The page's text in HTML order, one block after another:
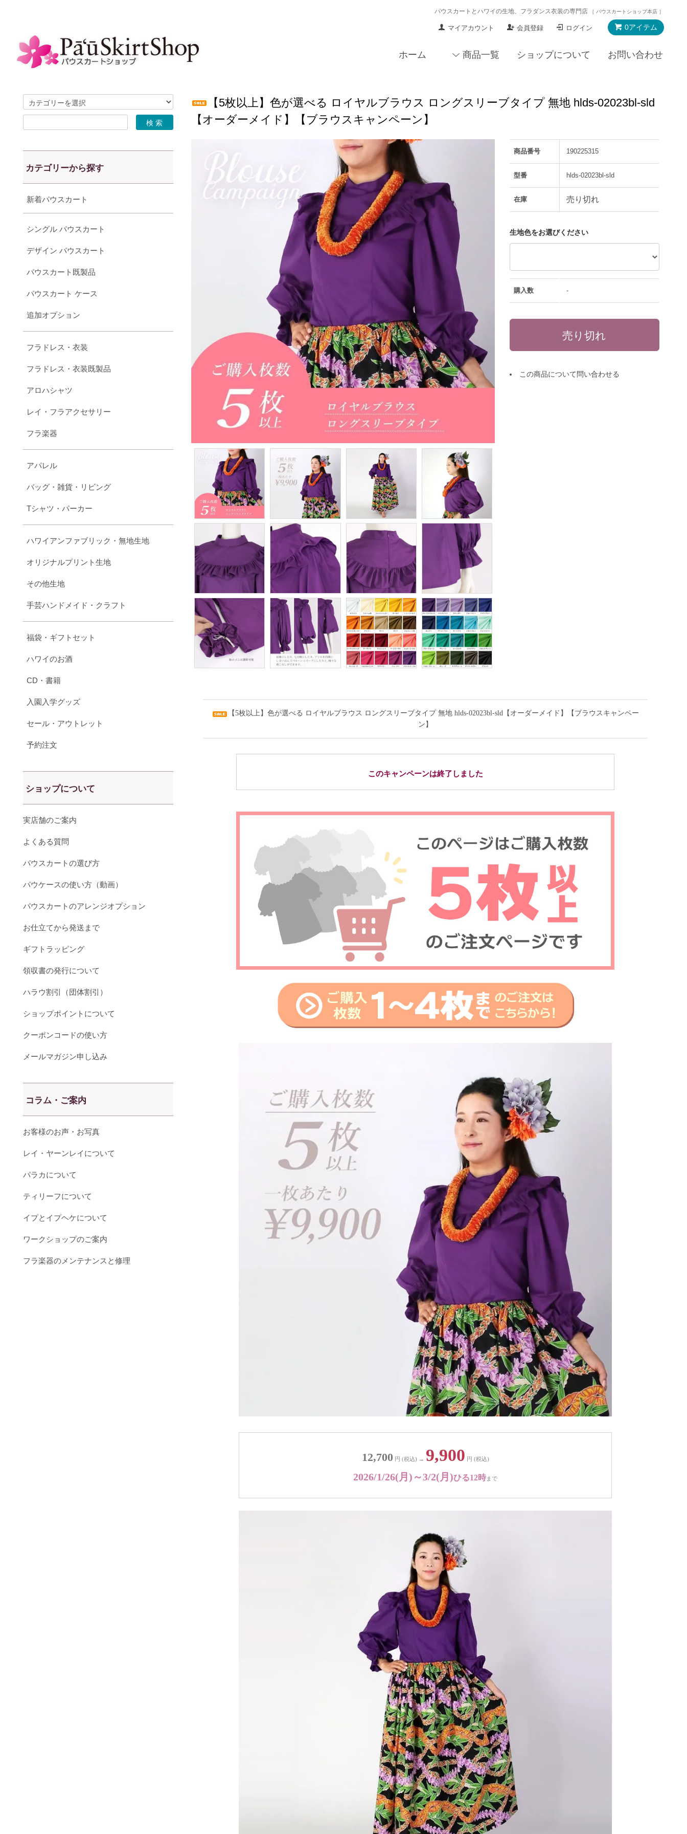
パウスカートとハワイの生地、フラダンス衣装の専門店 ［ パウスカートショップ本店 ］
0アイテム
マイアカウント 会員登録 ログイン
ホーム 商品一覧 ショップについて お問い合わせ
【5枚以上】色が選べる ロイヤルブラウス ロングスリーブタイプ 無地 hlds-02023bl-sld
【オーダーメイド】【ブラウスキャンペーン】
商品番号 190225315
型番 hlds-02023bl-sld
在庫 売り切れ
生地色をお選びください
購入数 -
この商品について問い合わせる
【5枚以上】色が選べる ロイヤルブラウス ロングスリーブタイプ 無地 hlds-02023bl-sld【オーダーメイド】【ブラウスキャンペー
ン】
このキャンペーンは終了しました
12,700 円 (税込) → 9,900 円 (税込)
2026/1/26(月)～3/2(月)ひる12時まで
カテゴリーから探す
新着パウスカート
シングル パウスカート
デザイン パウスカート
パウスカート既製品
パウスカート ケース
追加オプション
フラドレス・衣装
フラドレス・衣装既製品
アロハシャツ
レイ・フラアクセサリー
フラ楽器
アパレル
バッグ・雑貨・リビング
Tシャツ・パーカー
ハワイアンファブリック・無地生地
オリジナルプリント生地
その他生地
手芸ハンドメイド・クラフト
福袋・ギフトセット
ハワイのお酒
CD・書籍
入園入学グッズ
セール・アウトレット
予約注文
ショップについて
実店舗のご案内
よくある質問
パウスカートの選び方
パウケースの使い方（動画）
パウスカートのアレンジオプション
お仕立てから発送まで
ギフトラッピング
領収書の発行について
ハラウ割引（団体割引）
ショップポイントについて
クーポンコードの使い方
メールマガジン申し込み
コラム・ご案内
お客様のお声・お写真
レイ・ヤーンレイについて
パラカについて
ティリーフについて
イプとイプヘケについて
ワークショップのご案内
フラ楽器のメンテナンスと修理